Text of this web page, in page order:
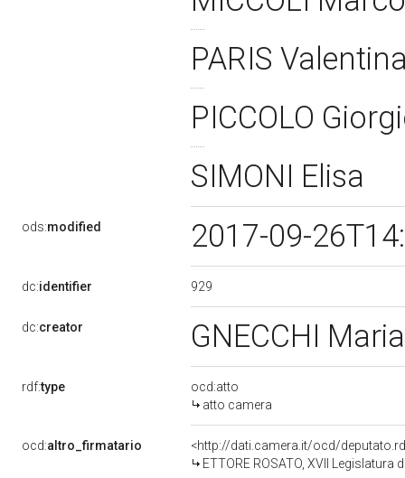
PARIS
PICCOLO
SIMONI Elisa
ods:modified 2017-09-
dc:identifier 929
dc:creator GNECCHI
rdf:type
ocd:atto
atto camera
ocd:altro_firmatario
<http://dati.camera.it/ocd/
ETTORE ROSATO, XVII Legislatura